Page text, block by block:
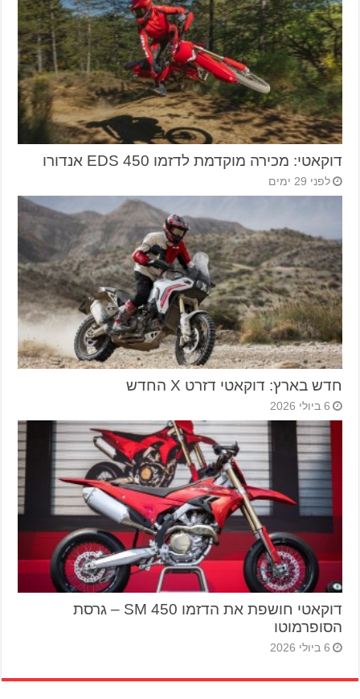
דוקאטי: מכירה מוקדמת לדזמו 450 EDS אנדורו
לפני 29 ימים
חדש בארץ: דוקאטי דזרט X החדש
6 ביולי 2026
דוקאטי חושפת את הדזמו 450 SM – גרסת
הסופרמוטו
6 ביולי 2026